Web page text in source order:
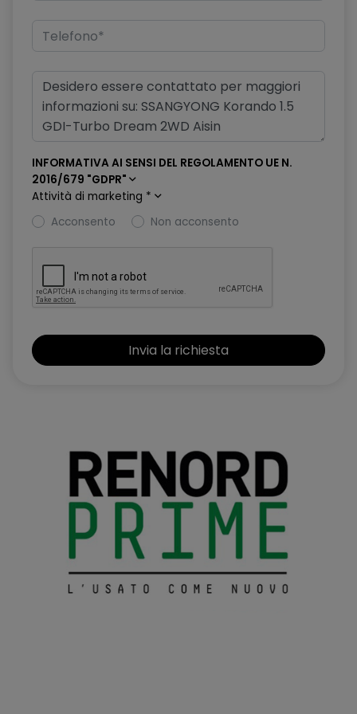
Copertura bagagliaio e rete fermabagagli
Drive mode system (Normal / Sport / Winter)
Fari Full-LED con funzione auto-adattativa
Fendinebbia anteriori a LED
Freni a disco ventilati anteriori e freni a disco posteriori
Freno di stazionamento elettrico con funzione auto-hold
Immobilizer System
Indicatori cinture di sicurezza anteriore e posteriore
Intelligent Adaptive Cruise Control
Maniglie porte interne silver
Maniglie Portiere In Tinta Carrozzeria
Marchiatura vetri
Parabrezza atermico con funzione antirumore e sbrinatore
tergicristalli
INFORMATIVA AI SENSI DEL REGOLAMENTO UE N.
2016/679 "GDPR"
Attività di marketing *
Acconsento
Non acconsento